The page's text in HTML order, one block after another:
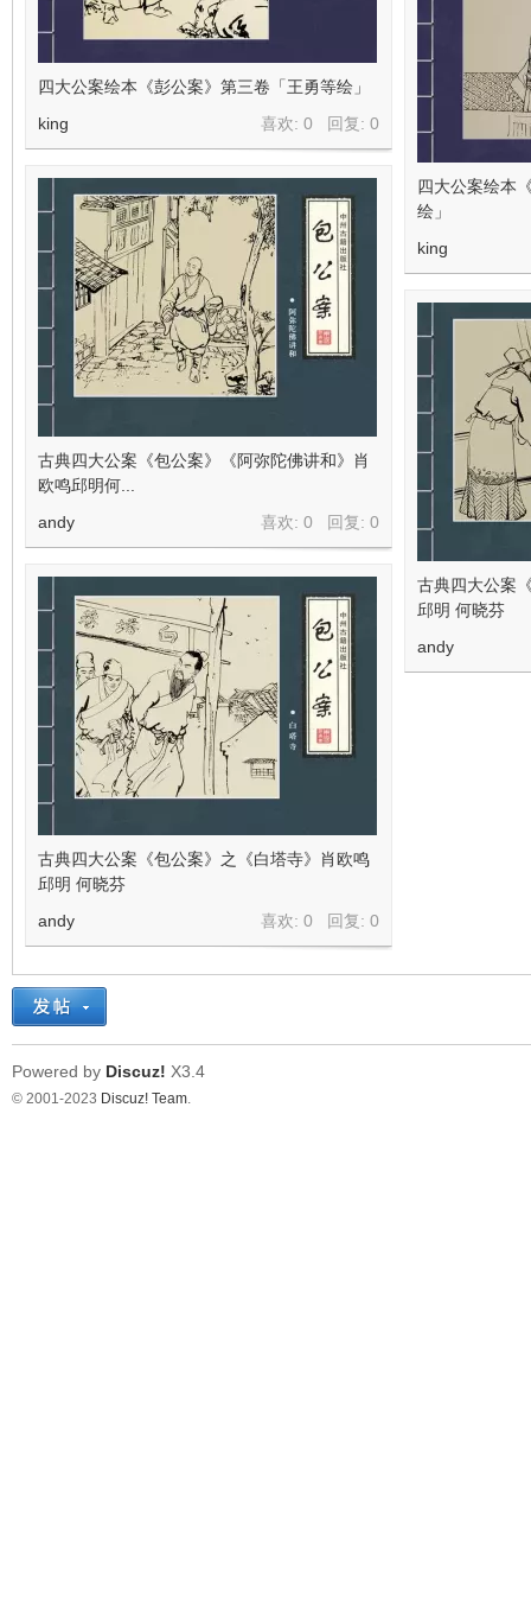
四大公案绘本《彭公案》第三卷「王勇等绘」
喜欢: 0 回复: 0
king
四大公案绘本
绘」
king
古典四大公案《包公案》《阿弥陀佛讲和》肖
欧鸣邱明何...
喜欢: 0 回复: 0
andy
古典四大公案
邱明 何晓芬
andy
古典四大公案《包公案》之《白塔寺》肖欧鸣
邱明 何晓芬
喜欢: 0 回复: 0
andy
Powered by Discuz! X3.4
© 2001-2023 Discuz! Team.